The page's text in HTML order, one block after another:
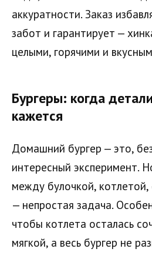
аккуратности. Заказ
забот и гарантирует —
целыми, горячими и
Бургеры: когда
кажется
Домашний бургер — это,
интересный эксперимент.
между булочкой,
— непростая задача.
чтобы котлета осталась
мягкой, а весь бургер не